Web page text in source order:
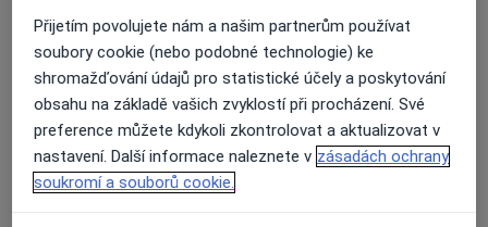
Názory
Přidejte svůj názor
18 názorů
Přijetím povolujete nám a našim partnerům používat
soubory cookie (nebo podobné technologie) ke
shromažďování údajů pro statistické účely a poskytování
obsahu na základě vašich zvyklostí při procházení. Své
preference můžete kdykoli zkontrolovat a aktualizovat v
nastavení. Další informace naleznete v zásadách ochrany
soukromí a souborů cookie.